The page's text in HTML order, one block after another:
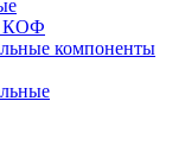
КОФ
компоненты